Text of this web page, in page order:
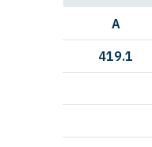
A
419.1